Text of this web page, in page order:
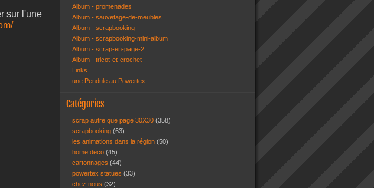
sur l'une
Album - promenades
Album - sauvetage-de-meubles
Album - scrapbooking
Album - scrapbooking-mini-album
Album - scrap-en-page-2
Album - tricot-et-crochet
Links
une Pendule au Powertex
Catégories
scrap autre que page 30X30 (358)
scrapbooking (63)
les animations dans la région (50)
home deco (45)
cartonnages (44)
powertex statues (33)
chez nous (32)